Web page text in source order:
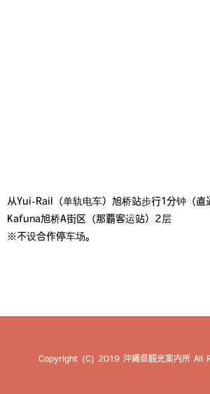
从Yui-Rail（单轨电车）旭桥站步行1分钟（直
Kafuna旭桥A街区（那覇客运站）2层
※不设合作停车场。
Copyright (C) 2019 沖縄県観光案内所 All